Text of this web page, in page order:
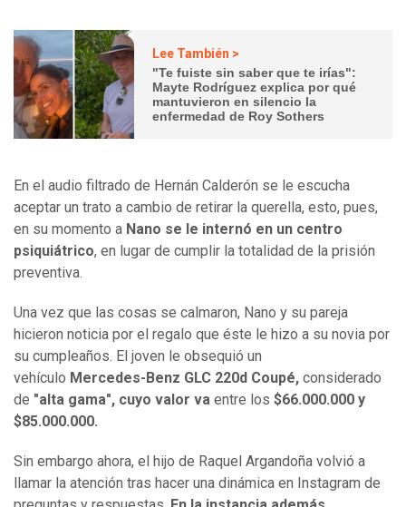
Lee También >
"Te fuiste sin saber que te irías":
Mayte Rodríguez explica por qué
mantuvieron en silencio la
enfermedad de Roy Sothers
En el audio filtrado de Hernán Calderón se le escucha
aceptar un trato a cambio de retirar la querella, esto, pues,
en su momento a Nano se le internó en un centro
psiquiátrico, en lugar de cumplir la totalidad de la prisión
preventiva.
Una vez que las cosas se calmaron, Nano y su pareja
hicieron noticia por el regalo que éste le hizo a su novia por
su cumpleaños. El joven le obsequió un
vehículo Mercedes-Benz GLC 220d Coupé, considerado
de "alta gama", cuyo valor va entre los $66.000.000 y
$85.000.000.
Sin embargo ahora, el hijo de Raquel Argandoña volvió a
llamar la atención tras hacer una dinámica en Instagram de